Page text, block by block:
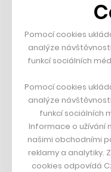
Boční projekt, co se
Francouzský
Dva golfisti, co pečou
DESIGN
Bomma není tichá
Originální hodinky
Nábytek z betonu
Pomocí cookies
analýze
funkcí sociálních
Pomocí cookies
analýze
funkcí sociálních
Informace o užívání
našimi obchodními
reklamy a analytiky.
cookies odpovídá